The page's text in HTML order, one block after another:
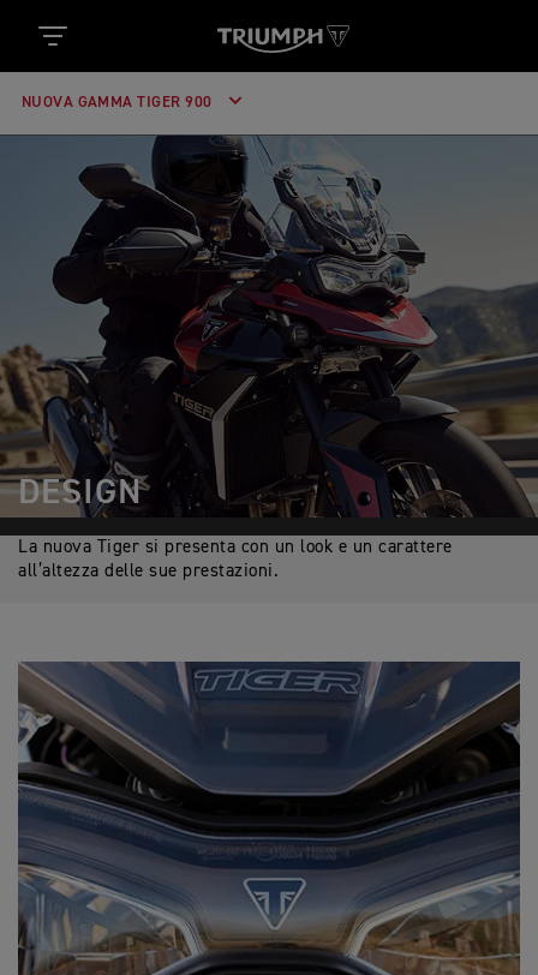
NUOVA GAMMA TIGER 900
DESIGN
La nuova Tiger si presenta con un look e un carattere
all’altezza delle sue prestazioni.